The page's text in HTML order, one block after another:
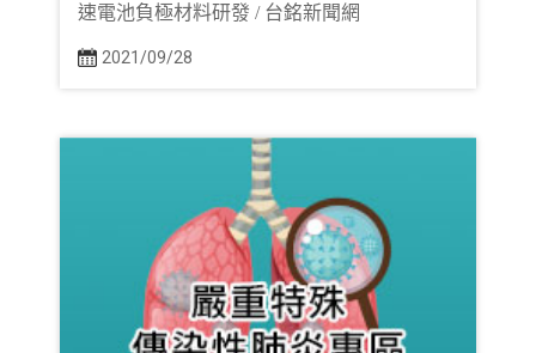
速電池負極材料研發 / 台銘新聞網
2021/09/28